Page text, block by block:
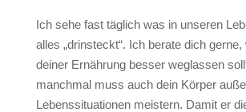
Ich sehe fast täglich was in unseren
alles „drinsteckt“. Ich berate dich
deiner Ernährung besser weglassen
manchmal muss auch dein Körper
Lebenssituationen meistern. Damit er